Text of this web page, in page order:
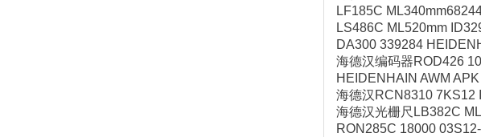
LF185C
LS486C ML520mm
DA300 339284
海德汉编码器ROD426
HEIDENHAIN AWM
海德汉RCN8310 7KS12
海德汉光栅尺LB382C
RON285C 18000